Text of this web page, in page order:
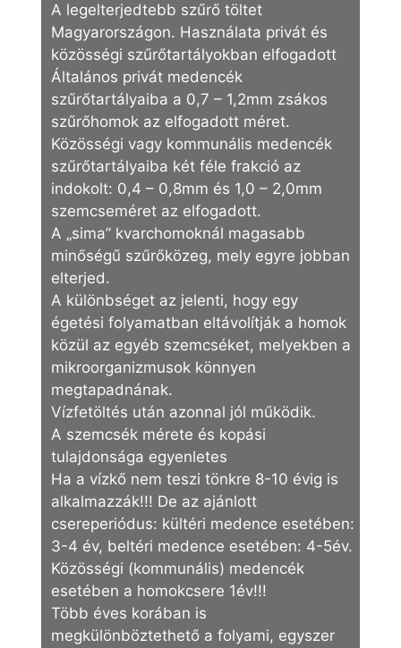
A legelterjedtebb szűrő töltet
Magyarországon. Használata privát és
közösségi szűrőtartályokban elfogadott
Általános privát medencék
szűrőtartályaiba a 0,7 – 1,2mm zsákos
szűrőhomok az elfogadott méret.
Közösségi vagy kommunális medencék
szűrőtartályaiba két féle frakció az
indokolt: 0,4 – 0,8mm és 1,0 – 2,0mm
szemcseméret az elfogadott.
A „sima” kvarchomoknál magasabb
minőségű szűrőközeg, mely egyre jobban
elterjed.
A különbséget az jelenti, hogy egy
égetési folyamatban eltávolítják a homok
közül az egyéb szemcséket, melyekben a
mikroorganizmusok könnyen
megtapadnának.
Vízfetöltés után azonnal jól működik.
A szemcsék mérete és kopási
tulajdonsága egyenletes
Ha a vízkő nem teszi tönkre 8-10 évig is
alkalmazzák!!! De az ajánlott
csereperiódus: kültéri medence esetében:
3-4 év, beltéri medence esetében: 4-5év.
Közösségi (kommunális) medencék
esetében a homokcsere 1év!!!
Több éves korában is
megkülönböztethető a folyami, egyszer